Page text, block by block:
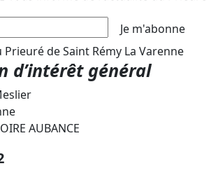
Je m'abonne
d’intérêt général
AUBANCE